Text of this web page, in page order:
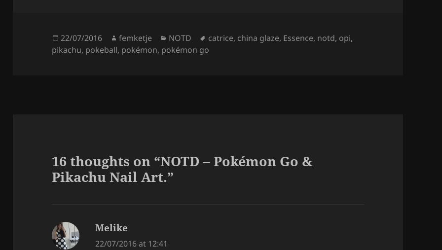
Posted
on
22/07/2016 Author
femketje Categories
NOTD Tags
catrice, china glaze, Essence, notd, opi,
pikachu, pokeball, pokémon, pokémon go
16 thoughts on “NOTD – Pokémon Go &
Pikachu Nail Art.”
Melike
22/07/2016 at 12:41